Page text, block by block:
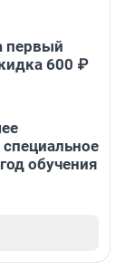
первый
600 ₽
обучения